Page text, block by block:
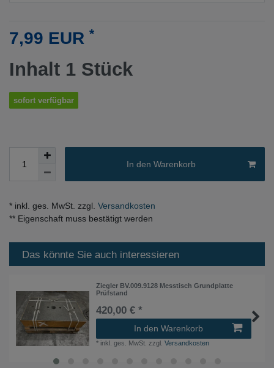
7,99 EUR *
Inhalt 1 Stück
sofort verfügbar
In den Warenkorb
* inkl. ges. MwSt. zzgl. Versandkosten
** Eigenschaft muss bestätigt werden
Das könnte Sie auch interessieren
Ziegler BV.009.9128 Messtisch Grundplatte
Prüfstand
420,00 € *
In den Warenkorb
* inkl. ges. MwSt. zzgl.Versandkosten